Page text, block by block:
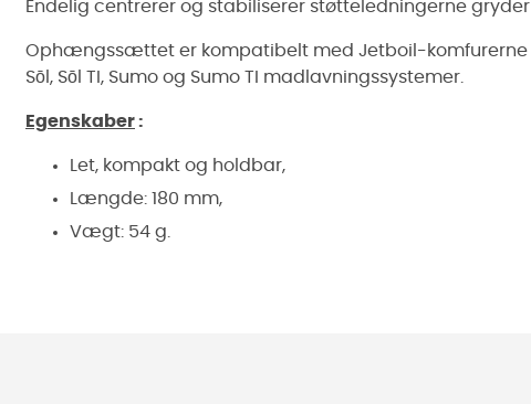
Endelig centrerer og stabiliserer støtteledningerne
Ophængssættet er kompatibelt med Jetboil-komfurerne
Sōl, Sōl TI, Sumo og Sumo TI madlavningssystemer.
Egenskaber:
Let, kompakt og holdbar,
Længde: 180 mm,
Vægt: 54 g.